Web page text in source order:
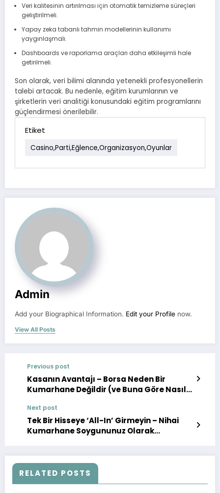
Veri kalitesinin artırılması için otomatik temizleme süreçleri
geliştirilmeli.
Yapay zeka tabanlı tahmin modellerinin kullanımı
yaygınlaşmalı.
Dashboards ve raporlama araçları daha etkileşimli hale
getirilmeli.
Son olarak, veri bilimi alanında yetenekli profesyonellerin
talebi artacak. Bu nedenle, eğitim kurumlarının ve
şirketlerin veri analitiği konusundaki eğitim programlarını
güçlendirmesi önerilebilir.
Etiket
Casino,parti,eğlence,organizasyon,oyunlar
Admin
Add your Biographical Information. Edit your Profile now.
View All Posts
Previous post
Kasanın Avantajı – Borsa Neden Bir
Kumarhane Değildir (ve Buna Göre Nasıl
Next post
Tek Bir Hisseye ‘All-In’ Girmeyin – Nihai
Kumarhane Soygununuz Olarak
RELATED POSTS